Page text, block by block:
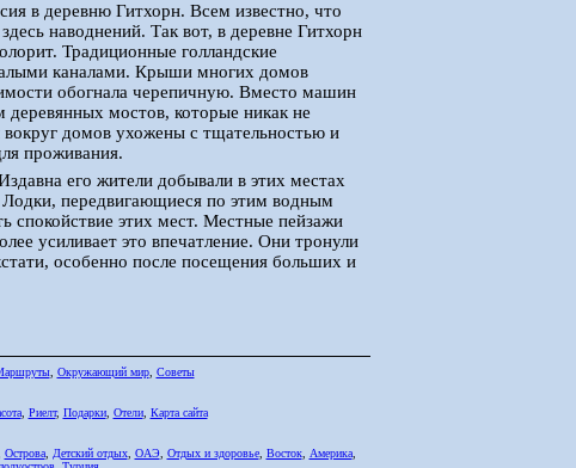
в деревню Гитхорн. Всем известно, что
наводнений. Так вот, в деревне Гитхорн
Традиционные голландские
каналами. Крыши многих домов
обогнала черепичную. Вместо машин
деревянных мостов, которые никак не
домов ухожены с тщательностью и
проживания.
его жители добывали в этих местах
передвигающиеся по этим водным
этих мест. Местные пейзажи
усиливает это впечатление. Они тронули
особенно после посещения больших и
, Окружающий мир, Советы
, Риелт, Подарки, Отели, Карта сайта
Острова, Детский отдых, ОАЭ, Отдых и здоровье, Восток, Америка,